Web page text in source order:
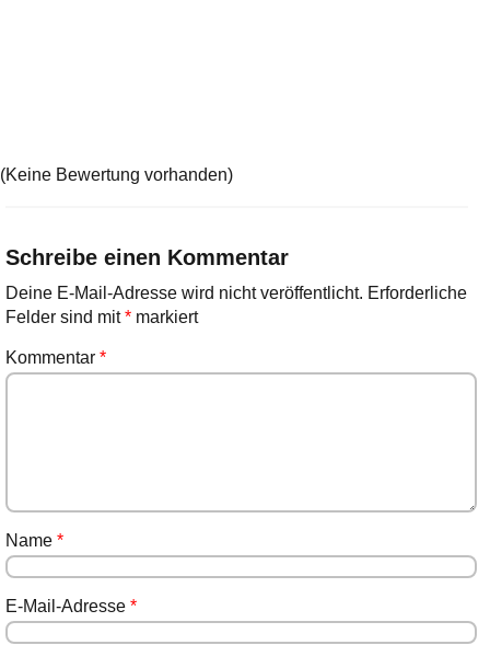
(Keine Bewertung vorhanden)
Schreibe einen Kommentar
Deine E-Mail-Adresse wird nicht veröffentlicht. Erforderliche
Felder sind mit*markiert
Kommentar *
Name *
E-Mail-Adresse *